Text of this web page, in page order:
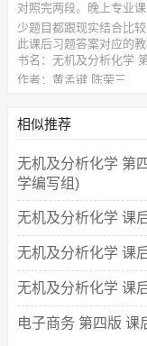
对照完两段。晚上专业
少题目都跟现实结合比
此课后习题答案对应的教
书名：无机及分析化学
作者：黄孟键 陈荣三
相似推荐
无机及分析化学 第
学编写组)
无机及分析化学 课
无机及分析化学 课
无机及分析化学 课
电子商务 第四版 课